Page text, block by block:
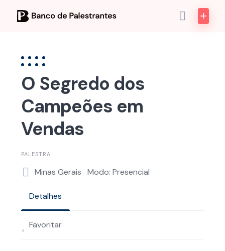
O Segredo dos
Campeões em
Vendas
PALESTRA
Minas Gerais Modo: Presencial
Detalhes
Favoritar